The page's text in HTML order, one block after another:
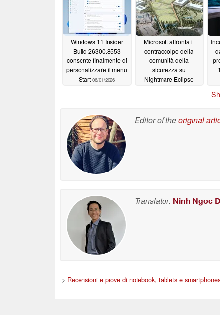
Windows 11 Insider
Build 26300.8553
consente finalmente di
personalizzare il menu
Start 06/01/2026
Microsoft affronta il
contraccolpo della
comunità della
sicurezza su
Nightmare Eclipse
Editor of theoriginal
Translator: Ninh Ngoc
> Recensioni e prove di notebook, tablets e smartphones